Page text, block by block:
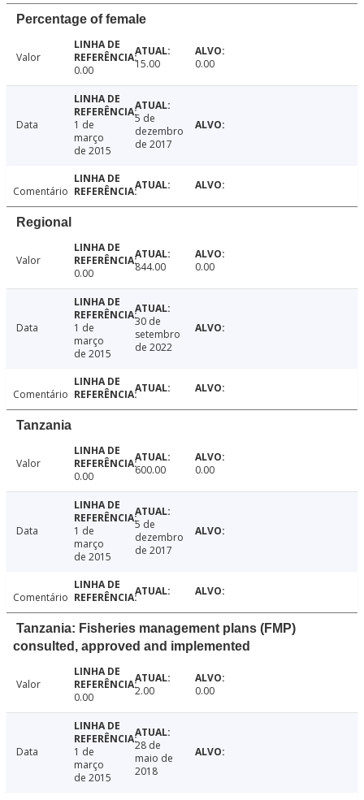
Percentage of female
Valor
0.00
15.00 0.00
Data
1 de
março
de 2015
5 de
dezembro
de 2017
Comentário
Regional
Valor
0.00
844.00 0.00
Data
1 de
março
de 2015
30 de
setembro
de 2022
Comentário
Tanzania
Valor
0.00
600.00 0.00
Data
1 de
março
de 2015
5 de
dezembro
de 2017
Comentário
Tanzania: Fisheries management plans (FMP)
consulted, approved and implemented
Valor
0.00
2.00 0.00
Data
1 de
março
de 2015
28 de
maio de
2018